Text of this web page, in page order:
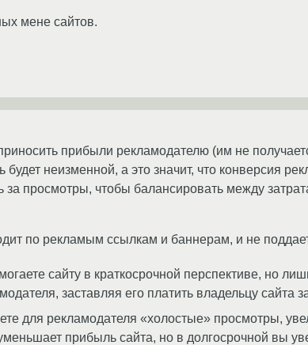
мене сайтов.
прибыли рекламодателю (им не
неизменной, а это значит, что конверсия
за просмотры, чтобы балансировать между
по рекламым ссылкам и баннерам, и не
сайту в краткосрочной перспективе, но
заставляя его платить владельцу сайта
для рекламодателя «холостые» просмотры,
прибыль сайта, но в долгосрочной вы